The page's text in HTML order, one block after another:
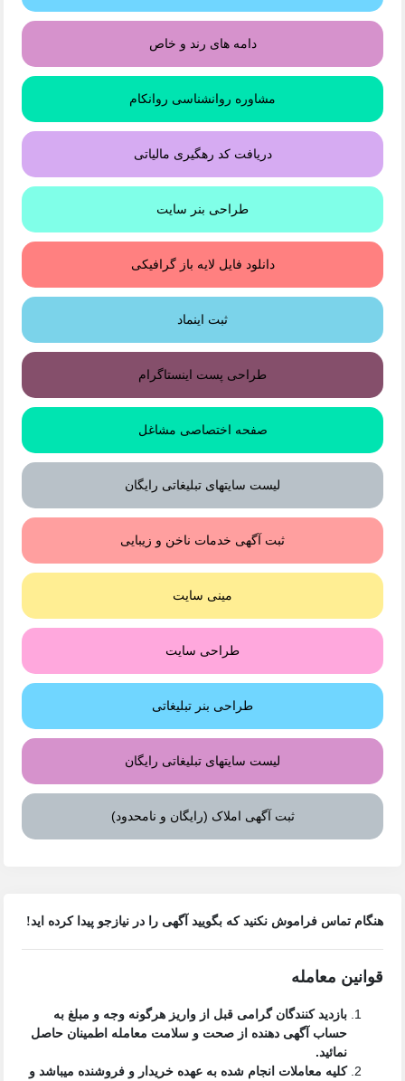
دامه های رند و خاص
مشاوره روانشناسی روانکام
دریافت کد رهگیری مالیاتی
طراحی بنر سایت
دانلود فایل لایه باز گرافیکی
ثبت اینماد
طراحی پست اینستاگرام
صفحه اختصاصی مشاغل
لیست سایتهای تبلیغاتی رایگان
ثبت آگهی خدمات ناخن و زیبایی
مینی سایت
طراحی سایت
طراحی بنر تبلیغاتی
لیست سایتهای تبلیغاتی رایگان
ثبت آگهی املاک (رایگان و نامحدود)
هنگام تماس فراموش نکنید که بگویید آگهی را درنیازجوپیدا کرده اید!
قوانین معامله
بازدید کنندگان گرامی قبل از واریز هرگونه وجه و مبلغ به
حساب آگهی دهنده از صحت و سلامت معامله اطمینان حاصل
نمائید.
کلیه معاملات انجام شده به عهده خریدار و فروشنده میباشد و